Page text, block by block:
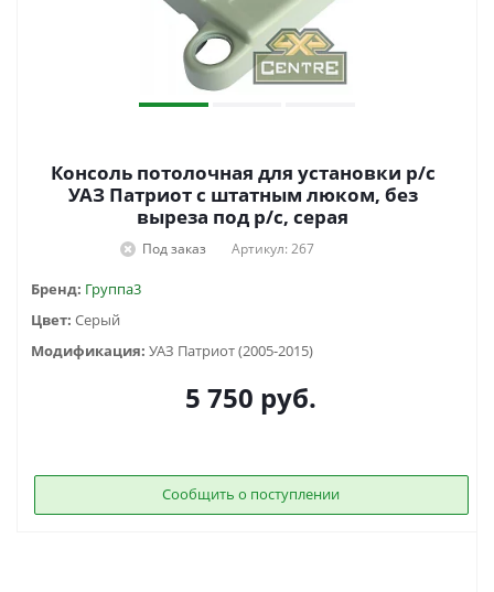
Консоль потолочная для установки р/c
УАЗ Патриот с штатным люком, без
выреза под р/c, серая
Под заказ Артикул: 267
Бренд: Группа3
Цвет: Серый
Модификация: УАЗ Патриот (2005-2015)
5 750 руб.
Сообщить о поступлении